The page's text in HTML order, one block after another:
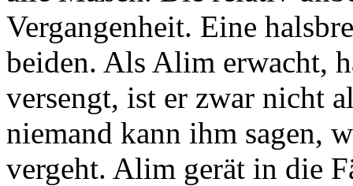
Vergangenheit. Eine
beiden. Als Alim erwacht,
versengt, ist er zwar nicht
niemand kann ihm sagen,
vergeht. Alim gerät in die